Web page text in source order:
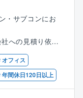
わることがで
者（オーナー・
ジャーとして活
ルフレック
率82%と高く、
チーム制を導
・サブコンにお
への見積り依
オフィス
年間休日120日以上